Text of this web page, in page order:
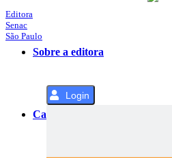
Editora
Senac
São Paulo
Sobre a editora
Categorias
Login